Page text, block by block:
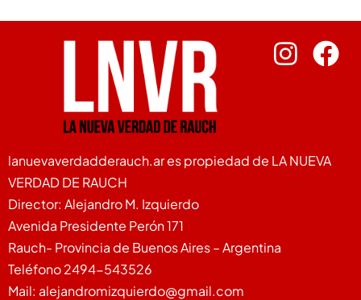
lanuevaverdadderauch.ar es propiedad de LA NUEVA
VERDAD DE RAUCH
Director: Alejandro M. Izquierdo
Avenida Presidente Perón 171
Rauch- Provincia de Buenos Aires – Argentina
Teléfono 2494-543526
Mail: alejandromizquierdo@gmail.com